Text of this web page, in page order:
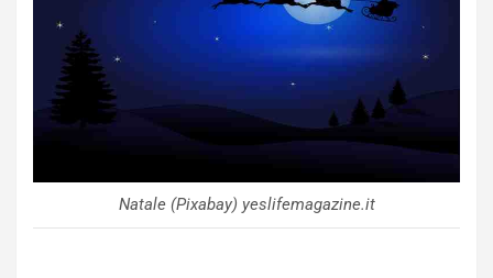
Natale (Pixabay) yeslifemagazine.it